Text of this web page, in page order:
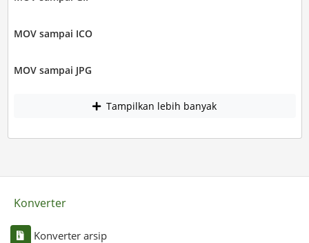
MOV sampai ICO
MOV sampai JPG
Tampilkan lebih banyak
Konverter
Konverter arsip